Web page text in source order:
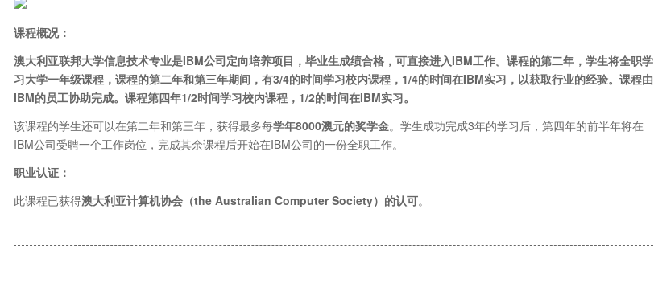
课程概况：
澳大利亚联邦大学信息技术专业是IBM公司定向培养项目，毕业生成绩合格，可直接进入IBM工作。课程的第二年，学生将全职学
习大学一年级课程，课程的第二年和第三年期间，有3/4的时间学习校内课程，1/4的时间在IBM实习，以获取行业的经验。课程由
IBM的员工协助完成。课程第四年1/2时间学习校内课程，1/2的时间在IBM实习。
该课程的学生还可以在第二年和第三年，获得最多每学年8000澳元的奖学金。学生成功完成3年的学习后，第四年的前半年将在
IBM公司受聘一个工作岗位，完成其余课程后开始在IBM公司的一份全职工作。
职业认证：
此课程已获得澳大利亚计算机协会（the Australian Computer Society）的认可。